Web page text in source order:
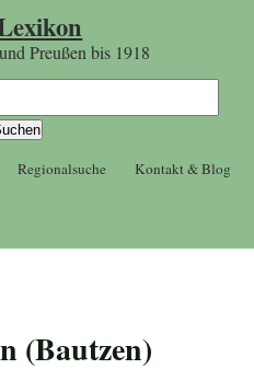
Preußen bis 1918
Regionalsuche Kontakt & Blog
(Bautzen)